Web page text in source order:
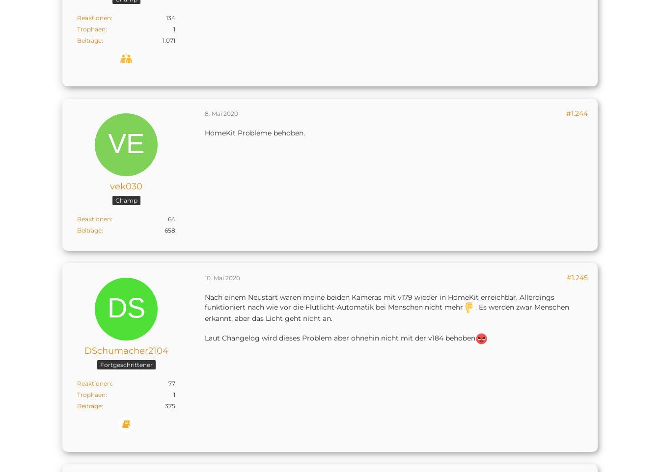
Reaktionen
134
Trophäen
1
Beiträge
1.071
vek030
Champ
Reaktionen
64
Beiträge
658
8. Mai 2020 #1.244
HomeKit Probleme behoben.
DSchumacher2104
Fortgeschrittener
Reaktionen
77
Trophäen
1
Beiträge
375
10. Mai 2020 #1.245
Nach einem Neustart waren meine beiden Kameras mit v179 wieder in HomeKit erreichbar. Allerdings
funktioniert nach wie vor die Flutlicht-Automatik bei Menschen nicht mehr
. Es werden zwar Menschen
erkannt, aber das Licht geht nicht an.
Laut Changelog wird dieses Problem aber ohnehin nicht mit der v184 behoben